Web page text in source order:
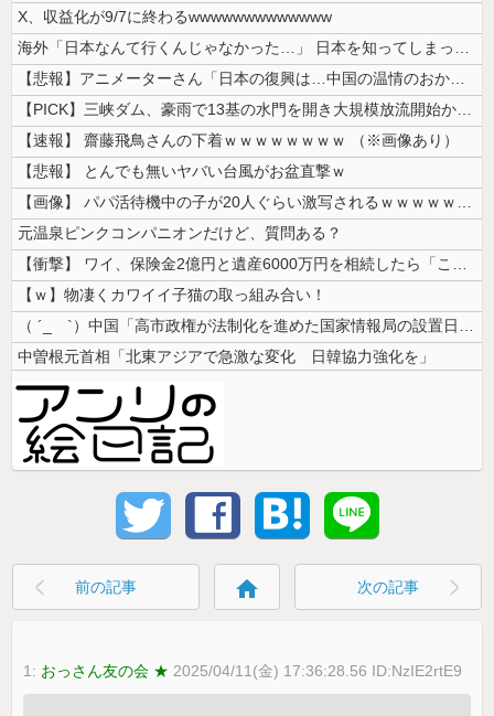
X、収益化が9/7に終わるwwwwwwwwwwwww
海外「日本なんて行くんじゃなかった…」 日本を知ってしまったディズニー...
【悲報】アニメーターさん「日本の復興は…中国の温情のおかげだ！」 ← ...
【PICK】三峡ダム、豪雨で13基の水門を開き大規模放流開始か 下流の...
【速報】 齋藤飛鳥さんの下着ｗｗｗｗｗｗｗｗ （※画像あり）
【悲報】 とんでも無いヤバい台風がお盆直撃ｗ
【画像】 パパ活待機中の子が20人ぐらい激写されるｗｗｗｗｗｗｗｗｗｗ...
元温泉ピンクコンパニオンだけど、質問ある？
【衝撃】 ワイ、保険金2億円と遺産6000万円を相続したら「こう」なっ...
【ｗ】物凄くカワイイ子猫の取っ組み合い！
（ ´_ゝ`）中国「高市政権が法制化を進めた国家情報局の設置日が7月3...
中曽根元首相「北東アジアで急激な変化 日韓協力強化を」
前の記事 home 次の記事
1: おっさん友の会 ★ 2025/04/11(金) 17:36:28.56 ID:NzIE2rtE9